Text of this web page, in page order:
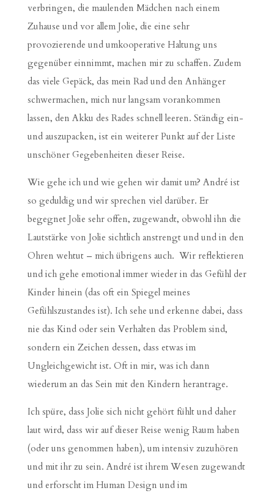
verbringen, die maulenden Mädchen nach einem
Zuhause und vor allem Jolie, die eine sehr
provozierende und umkooperative Haltung uns
gegenüber einnimmt, machen mir zu schaffen. Zudem
das viele Gepäck, das mein Rad und den Anhänger
schwermachen, mich nur langsam vorankommen
lassen, den Akku des Rades schnell leeren. Ständig ein-
und auszupacken, ist ein weiterer Punkt auf der Liste
unschöner Gegebenheiten dieser Reise.
Wie gehe ich und wie gehen wir damit um? André ist
so geduldig und wir sprechen viel darüber. Er
begegnet Jolie sehr offen, zugewandt, obwohl ihn die
Lautstärke von Jolie sichtlich anstrengt und und in den
Ohren wehtut – mich übrigens auch. Wir reflektieren
und ich gehe emotional immer wieder in das Gefühl der
Kinder hinein (das oft ein Spiegel meines
Gefühlszustandes ist). Ich sehe und erkenne dabei, dass
nie das Kind oder sein Verhalten das Problem sind,
sondern ein Zeichen dessen, dass etwas im
Ungleichgewicht ist. Oft in mir, was ich dann
wiederum an das Sein mit den Kindern herantrage.
Ich spüre, dass Jolie sich nicht gehört fühlt und daher
laut wird, dass wir auf dieser Reise wenig Raum haben
(oder uns genommen haben), um intensiv zuzuhören
und mit ihr zu sein. André ist ihrem Wesen zugewandt
und erforscht im Human Design und im